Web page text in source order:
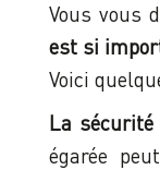
Vous vous
est si
Voici
La
égarée